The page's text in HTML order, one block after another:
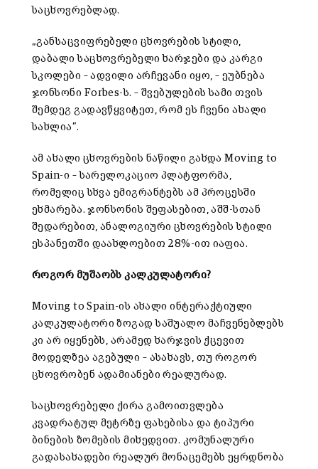
საცხოვრებლად.
„განსაცვიფრებელი ცხოვრების სტილი,
დაბალი საცხოვრებელი ხარჯები და კარგი
სკოლები – ადვილი არჩევანი იყო, – ეუბნება
ჯონსონი Forbes-ს. – შვებულების სამი თვის
შემდეგ გადავწყვიტეთ, რომ ეს ჩვენი ახალი
სახლია”.
ამ ახალი ცხოვრების ნაწილი გახდა Moving to
Spain-ი – სარელოკაციო პლატფორმა,
რომელიც სხვა ემიგრანტებს ამ პროცესში
ეხმარება. ჯონსონის შეფასებით, აშშ-სთან
შედარებით, ანალოგიური ცხოვრების სტილი
ესპანეთში დაახლოებით 28%-ით იაფია.
როგორ მუშაობს კალკულატორი?
Moving to Spain-ის ახალი ინტერაქტიული
კალკულატორი ზოგად საშუალო მაჩვენებლებს
კი არ იყენებს, არამედ ხარჯვის ქცევით
მოდელზეა აგებული – ასახავს, თუ როგორ
ცხოვრობენ ადამიანები რეალურად.
საცხოვრებელი ქირა გამოითვლება
კვადრატულ მეტრზე ფასებისა და ტიპური
ბინების ზომების მიხედვით. კომუნალური
გადასახადები რეალურ მონაცემებს ეყრდნობა